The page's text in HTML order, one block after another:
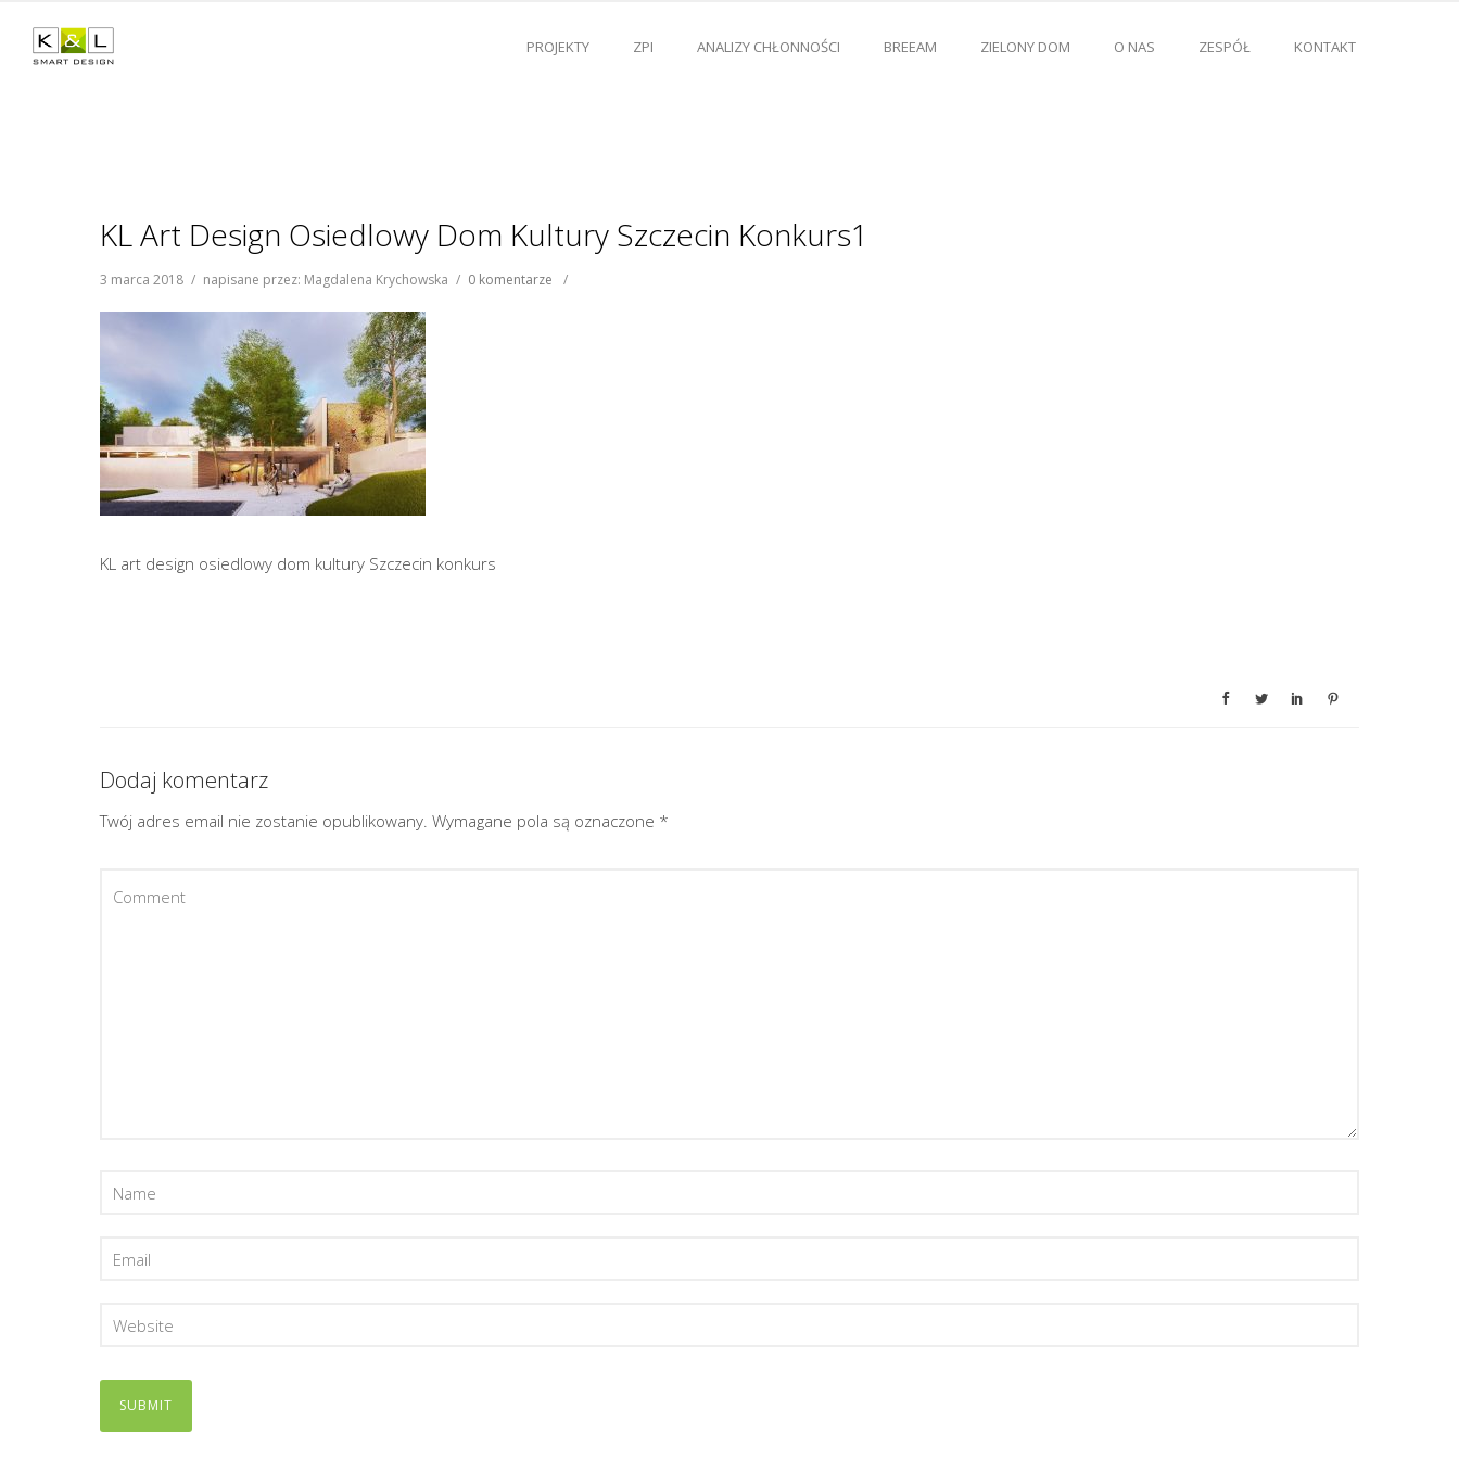
PROJEKTY ZPI ANALIZY CHŁONNOŚCI BREEAM ZIELONY DOM O NAS ZESPÓŁ KONTAKT
KL Art Design Osiedlowy Dom Kultury Szczecin Konkurs1
3 marca 2018 / napisane przez: Magdalena Krychowska / 0 komentarze /
KL art design osiedlowy dom kultury Szczecin konkurs
Dodaj komentarz
Twój adres email nie zostanie opublikowany. Wymagane pola są oznaczone *